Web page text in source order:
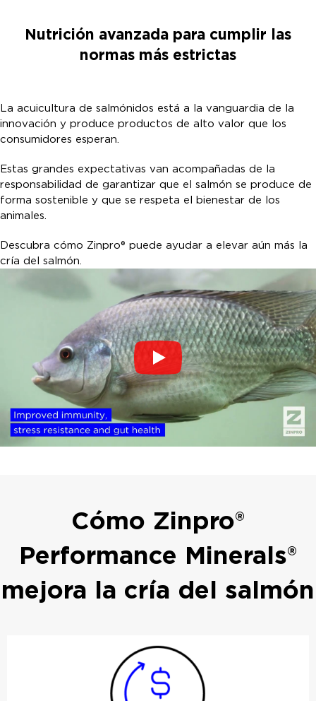
Nutrición avanzada para cumplir las
normas más estrictas
La acuicultura de salmónidos está a la vanguardia de la
innovación y produce productos de alto valor que los
consumidores esperan.
Estas grandes expectativas van acompañadas de la
responsabilidad de garantizar que el salmón se produce de
forma sostenible y que se respeta el bienestar de los
animales.
Descubra cómo Zinpro® puede ayudar a elevar aún más la
cría del salmón.
Cómo Zinpro®
Performance Minerals®
mejora la cría del salmón